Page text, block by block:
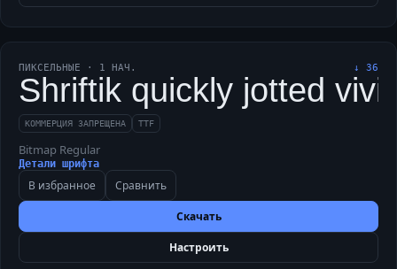
ПИКСЕЛЬНЫЕ · 1 НАЧ. ↓ 36
Shriftik quickly jotted
КОММЕРЦИЯ ЗАПРЕЩЕНА TTF
Bitmap Regular
Детали шрифта
В избранное Сравнить
Скачать
Настроить